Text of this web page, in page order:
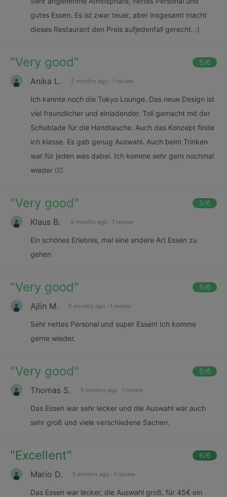
gutes Essen. Es ist zwar teuer, aber insgesamt macht
dieses Restaurant den Preis aufjedenfall gerecht. :)
"Very good" 5/6
Anika L. 5 months ago · 1 review
Ich kannte noch die Tokyo Lounge. Das neue Design ist
viel freundlicher und einladender. Toll gemacht mit der
Schublade für die Handtasche. Auch das Konzept finde
ich klasse. Es gab genug Auswahl. Auch beim Trinken
war für jeden was dabei. Ich komme sehr gern nochmal
wieder 👍🏻
"Very good" 5/6
Klaus B. 5 months ago · 1 review
Ein schönes Erlebnis, mal eine andere Art Essen zu
gehen
"Very good" 5/6
Ajlin M. 5 months ago · 1 review
Sehr nettes Personal und super Essen! Ich komme
gerne wieder.
"Very good" 5/6
Thomas S. 5 months ago · 1 review
Das Essen war sehr lecker und die Auswahl war auch
sehr groß und viele verschiedene Sachen.
"Excellent" 6/6
Mario D. 5 months ago · 1 review
Das Essen war lecker, die Auswahl groß, für 45€ ein